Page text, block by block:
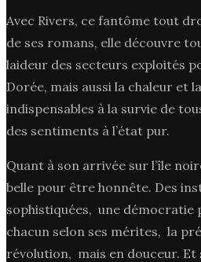
Avec Rivers, ce fantôme tout
de ses romans, elle découvre
laideur des secteurs exploités
Dorée, mais aussi la chaleur et
indispensables à la survie de
des sentiments à l’état pur.
Quant à son arrivée sur l’île
belle pour être honnête. Des
sophistiquées, une démocratie
chacun selon ses mérites, la
révolution, mais en douceur. Et